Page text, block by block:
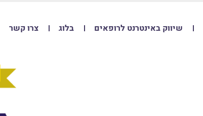
שיווק באינטרנט לרופאים בלוג צרו קשר